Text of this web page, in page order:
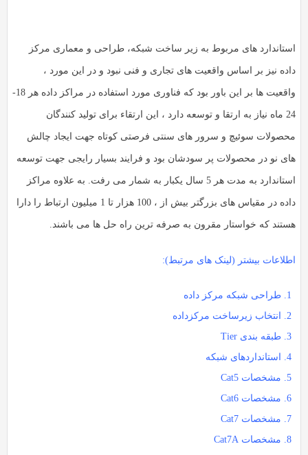
های مربوط به زیر ساخت شبکه، طراحی و معماری مرکز
نیز بر اساس واقعیت های تجاری و فنی نبود و در این مورد ،
واقعیت ها بر این باور بود که فناوری مورد استفاده در مراکز داده هر 18-
24 ماه نیاز به ارتقا و توسعه دارد ، این ارتقاء برای تولید کنندگان
سوئیچ و سرور های سنتی فرصتی کوتاه جهت ایجاد چالش
نو در محصولات پر سودشان بود و فرایند بسیار رایجی جهت توسعه
استاندارد به مدت هر 5 سال یکبار به شمار می رفت. به علاوه مراکز
داده در مقیاس های بزرگتر بیش از ، 100 هزار تا 1 میلیون ارتباط را دارا
که خواستار مقرون به صرفه ترین راه حل ها می باشند.
بیشتر (لینک های مرتبط):
طراحی شبکه مرکز داده
انتخاب زیرساخت مرکزداده
طبقه بندی Tier
استانداردهای شبکه
مشخصات Cat5
مشخصات Cat6
مشخصات Cat7
مشخصات Cat7A